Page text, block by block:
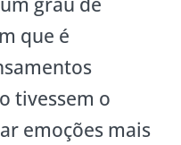
que é
tivessem o
emoções mais